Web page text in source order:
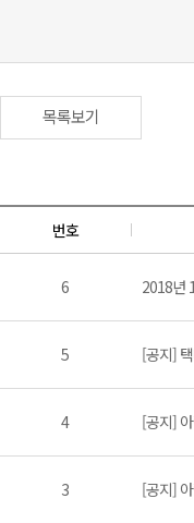
목록보기
번호
6 2018년
5 [공지]
4 [공지]
3 [공지]